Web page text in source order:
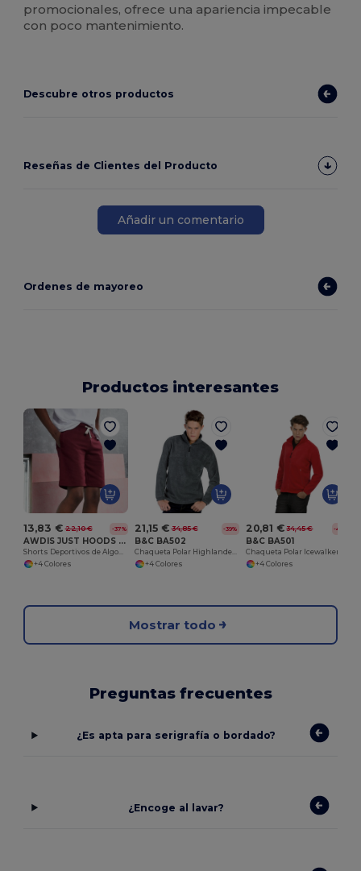
promocionales, ofrece una apariencia impecable
con poco mantenimiento.
Descubre otros productos
Reseñas de Clientes del Producto
Añadir un comentario
Ordenes de mayoreo
Productos interesantes
13,83 € 22,10 € -37%
AWDIS JUST HOODS JH080
Shorts Deportivos de Algodón con Bolsillos
+4 Colores
21,15 € 34,85 € -39%
B&C BA502
Chaqueta Polar Highlander+
+4 Colores
20,81 € 34,45 € -40%
B&C BA501
Chaqueta Polar Icewalker+
+4 Colores
Mostrar todo
Preguntas frecuentes
¿Es apta para serigrafía o bordado?
¿Encoge al lavar?